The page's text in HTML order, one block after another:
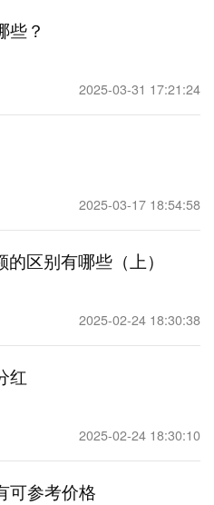
些？
2025-03-31 17:21:24
2025-03-17 18:54:58
区别有哪些（上）
2025-02-24 18:30:38
红
2025-02-24 18:30:10
可参考价格